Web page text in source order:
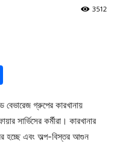
3512
বেভারেজ গ্রুপের কারখানায়
সার্ভিসের কর্মীরা। কারখানার
হচ্ছে এবং অল্প-বিস্তর আগুন